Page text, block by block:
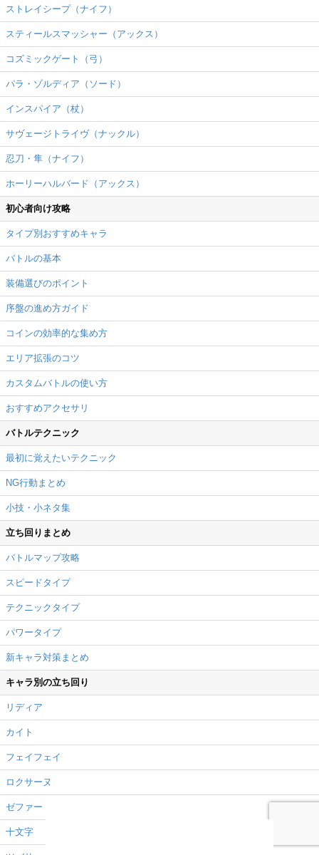
ストレイシープ（ナイフ）
スティールスマッシャー（アックス）
コズミックゲート（弓）
パラ・ゾルディア（ソード）
インスパイア（杖）
サヴェージトライヴ（ナックル）
忍刀・隼（ナイフ）
ホーリーハルバード（アックス）
初心者向け攻略
タイプ別おすすめキャラ
バトルの基本
装備選びのポイント
序盤の進め方ガイド
コインの効率的な集め方
エリア拡張のコツ
カスタムバトルの使い方
おすすめアクセサリ
バトルテクニック
最初に覚えたいテクニック
NG行動まとめ
小技・小ネタ集
立ち回りまとめ
バトルマップ攻略
スピードタイプ
テクニックタイプ
パワータイプ
新キャラ対策まとめ
キャラ別の立ち回り
リディア
カイト
フェイフェイ
ロクサーヌ
ゼファー
十文字